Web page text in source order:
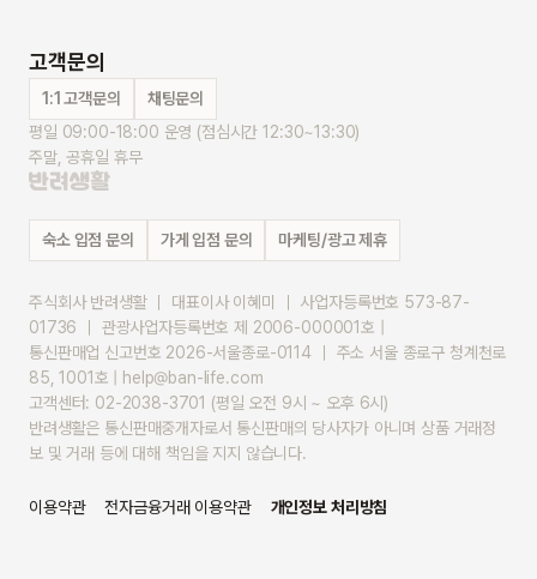
고객문의
1:1 고객문의
채팅문의
평일 09:00-18:00 운영 (점심시간 12:30~13:30)
주말, 공휴일 휴무
숙소 입점 문의 가게 입점 문의 마케팅/광고 제휴
주식회사 반려생활 ｜ 대표이사 이혜미 ｜ 사업자등록번호 573-87-
01736 ｜ 관광사업자등록번호 제 2006-000001호 |
통신판매업 신고번호 2026-서울종로-0114 ｜ 주소 서울 종로구 청계천로
85, 1001호 | help@ban-life.com
고객센터: 02-2038-3701 (평일 오전 9시 ~ 오후 6시)
반려생활은 통신판매중개자로서 통신판매의 당사자가 아니며 상품 거래정
보 및 거래 등에 대해 책임을 지지 않습니다.
이용약관 전자금융거래 이용약관 개인정보 처리방침